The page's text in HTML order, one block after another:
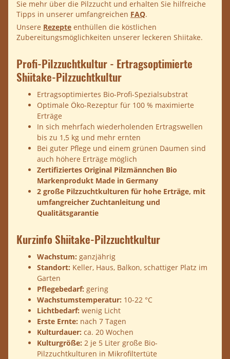
Sie mehr über die Pilzzucht und erhalten Sie hilfreiche
Tipps in unserer umfangreichen FAQ.
Unsere Rezepte enthüllen die köstlichen
Zubereitungsmöglichkeiten unserer leckeren Shiitake.
Profi-Pilzzuchtkultur - Ertragsoptimierte
Shiitake-Pilzzuchtkultur
Ertragsoptimiertes Bio-Profi-Spezialsubstrat
Optimale Öko-Rezeptur für 100 % maximierte
Erträge
In sich mehrfach wiederholenden Ertragswellen
bis zu 1,5 kg und mehr ernten
Bei guter Pflege und einem grünen Daumen sind
auch höhere Erträge möglich
Zertifiziertes Original Pilzmännchen Bio
Markenprodukt Made in Germany
2 große Pilzzuchtkulturen für hohe Erträge, mit
umfangreicher Zuchtanleitung und
Qualitätsgarantie
Kurzinfo Shiitake-Pilzzuchtkultur
Wachstum: ganzjährig
Standort: Keller, Haus, Balkon, schattiger Platz im
Garten
Pflegebedarf: gering
Wachstumstemperatur: 10-22 °C
Lichtbedarf: wenig Licht
Erste Ernte: nach 7 Tagen
Kulturdauer: ca. 20 Wochen
Kulturgröße: 2 je 5 Liter große Bio-
Pilzzuchtkulturen in Mikrofiltertüte